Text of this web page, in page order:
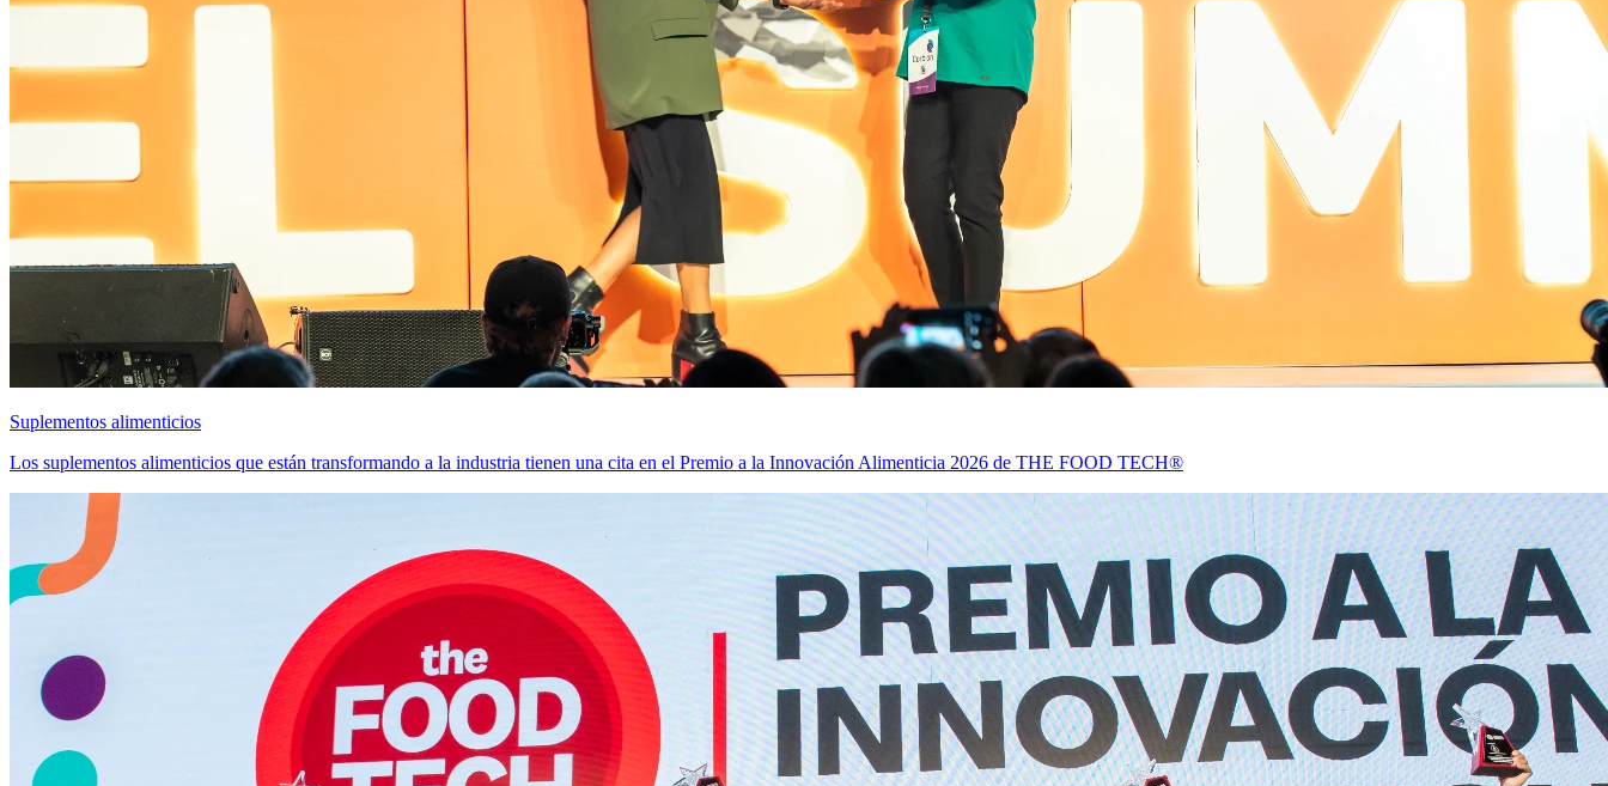
Suplementos alimenticios
Los suplementos alimenticios que están transformando a la industria tienen una cita en el Premio a la Innovación Alimenticia 2026 de THE FOOD TECH®